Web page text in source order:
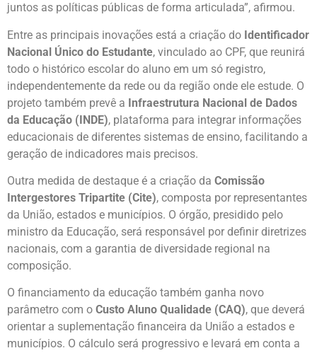
juntos as políticas públicas de forma articulada”, afirmou.
Entre as principais inovações está a criação do Identificador
Nacional Único do Estudante, vinculado ao CPF, que reunirá
todo o histórico escolar do aluno em um só registro,
independentemente da rede ou da região onde ele estude. O
projeto também prevê a Infraestrutura Nacional de Dados
da Educação (INDE), plataforma para integrar informações
educacionais de diferentes sistemas de ensino, facilitando a
geração de indicadores mais precisos.
Outra medida de destaque é a criação da Comissão
Intergestores Tripartite (Cite), composta por representantes
da União, estados e municípios. O órgão, presidido pelo
ministro da Educação, será responsável por definir diretrizes
nacionais, com a garantia de diversidade regional na
composição.
O financiamento da educação também ganha novo
parâmetro com o Custo Aluno Qualidade (CAQ), que deverá
orientar a suplementação financeira da União a estados e
municípios. O cálculo será progressivo e levará em conta a